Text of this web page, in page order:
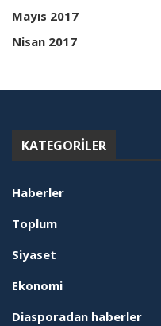
Mayıs 2017
Nisan 2017
KATEGORILER
Haberler
Toplum
Siyaset
Ekonomi
Diasporadan haberler